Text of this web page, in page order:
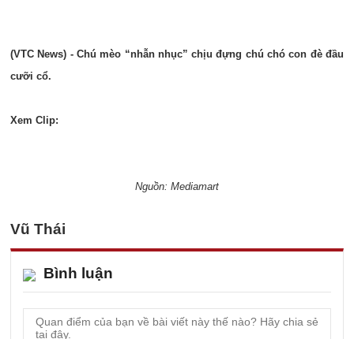
(VTC News) - Chú mèo “nhẫn nhục” chịu đựng chú chó con đè đầu
cưỡi cổ.
Xem Clip:
Nguồn: Mediamart
Vũ Thái
Bình luận